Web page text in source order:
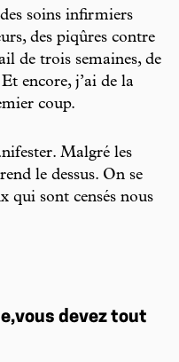
soins infirmiers
des piqûres contre
de trois semaines, de
encore, j’ai de la
coup.
Malgré les
le dessus. On se
qui sont censés nous
devez tout